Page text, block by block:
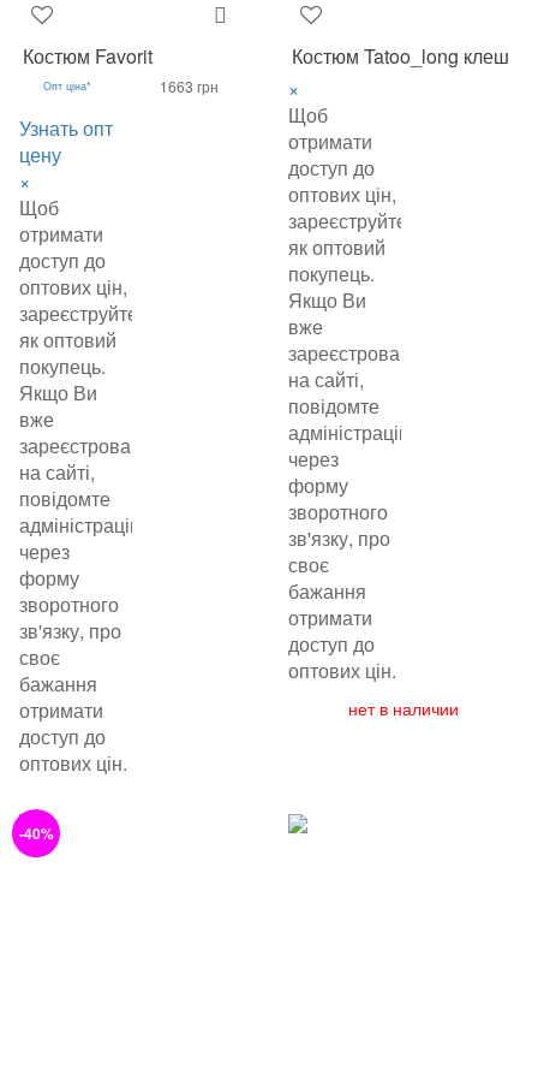
Костюм Favorit
Опт ціна*
Узнать опт
цену
×
Щоб
отримати
доступ до
оптових цін,
зареєструйтеся
як оптовий
покупець.
Якщо Ви
вже
зареєстровані
на сайті,
повідомте
адміністрацію
через
форму
зворотного
зв'язку, про
своє
бажання
отримати
доступ до
оптових цін.
1663 грн
Костюм Tatoo_long клеш
×
Щоб
отримати
доступ до
оптових цін,
зареєструйтеся
як оптовий
покупець.
Якщо Ви
вже
зареєстровані
на сайті,
повідомте
адміністрацію
через
форму
зворотного
зв'язку, про
своє
бажання
отримати
доступ до
оптових цін.
нет в наличии
-40%